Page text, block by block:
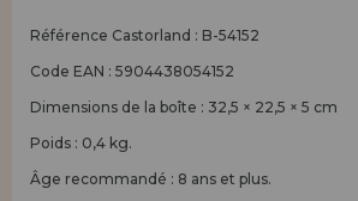
Référence Castorland : B-54152
Code EAN : 5904438054152
Dimensions de la boîte : 32,5 × 22,5 × 5 cm
Poids : 0,4 kg.
Âge recommandé : 8 ans et plus.